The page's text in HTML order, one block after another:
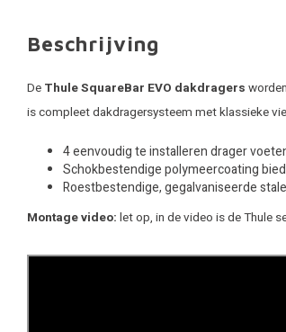
Beschrijving
De Thule SquareBar EVO dakdragers
is compleet dakdragersysteem met klassieke
4 eenvoudig te installeren drager
Schokbestendige polymeercoating
Roestbestendige, gegalvaniseerde
Montage video: let op, in de video is de Thule